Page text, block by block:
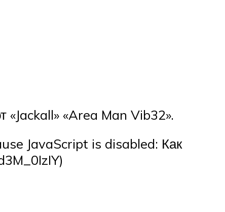
«Area Man Vib32».
JavaScript is disabled: Как